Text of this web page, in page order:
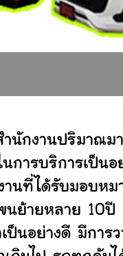
นักงานปริมาณม
ารบริการเป็นอ
านที่ได้รับมอบห
นย้ายหลาย 10
ป็นอย่างดี มีการ